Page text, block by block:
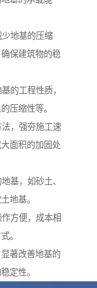
地基的压缩
保建筑物的稳
的工程性质，
压缩性等。
，强夯施工速
面积的加固处
基，如砂土、
地基。
方便，成本相
。
著改善地基的
定性。